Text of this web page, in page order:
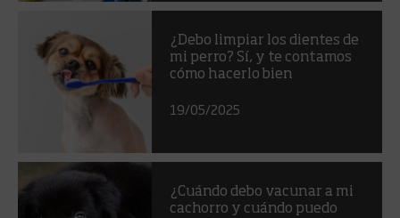
¿Debo limpiar los dientes de
mi perro? Sí, y te contamos
cómo hacerlo bien
19/05/2025
¿Cuándo debo vacunar a mi
cachorro y cuándo puedo